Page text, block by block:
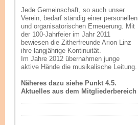
Jede Gemeinschaft, so auch unser
Verein, bedarf ständig einer personellen
und organisatorischen Erneuerung. Mit
der 100-Jahrfeier im Jahr 2011
bewiesen die Zitherfreunde Arion Linz
ihre langjährige Kontinuität.
Im Jahre 2012 übernahmen junge
aktive Hände die musikalische Leitung.
Näheres dazu siehe Punkt 4.5.
Aktuelles aus dem Mitgliederbereich